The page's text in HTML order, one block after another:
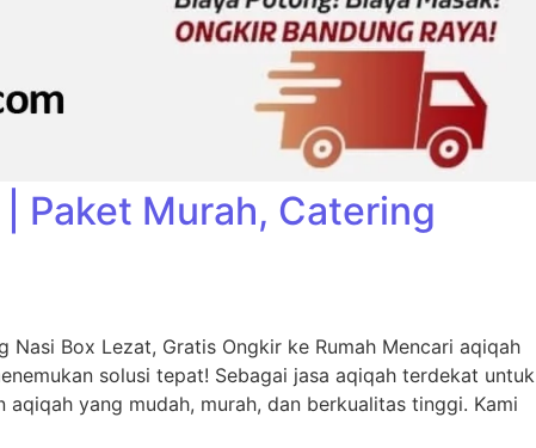
Paket Murah, Catering
Box Lezat, Gratis Ongkir ke Rumah Mencari aqiqah
solusi tepat! Sebagai jasa aqiqah terdekat untuk
yang mudah, murah, dan berkualitas tinggi. Kami